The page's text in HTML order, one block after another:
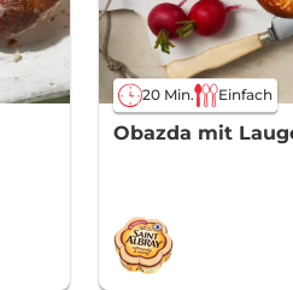
20 Min. Einfach
Obazda mit